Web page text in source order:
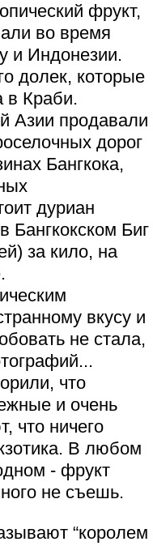
фрукт,
во время
и Индонезии.
долек, которые
в Краби.
Азии продавали
дорог
Бангкока,
дуриан
Бангкокском Биг
за кило, на
вкусу и
не стала,
что
и очень
что ничего
В любом
- фрукт
не съешь.
“королем